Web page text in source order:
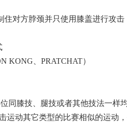
住对方脖颈并只使用膝盖进行攻
KONG、PRATCHAT）
同膝技、腿技或者其他技法一样
运动其它类型的比赛相似的运动